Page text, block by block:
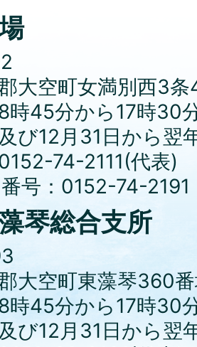
大空町女満別西3条
時45分から17時30
及び12月31日から
74-2111(代表)
号：0152-74-2191
琴総合支所
大空町東藻琴360
時45分から17時30
及び12月31日から